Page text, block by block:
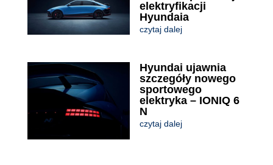
elektryfikacji
Hyundaia
czytaj dalej
Hyundai ujawnia
szczegóły nowego
sportowego
elektryka – IONIQ 6
N
czytaj dalej